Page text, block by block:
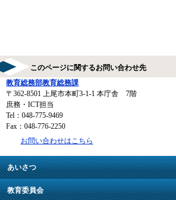
このページに関するお問い合わせ先
教育総務部教育総務課
〒362-8501 上尾市本町3-1-1 本庁舎 7階
庶務・ICT担当
Tel：048-775-9469
Fax：048-776-2250
お問い合わせはこちら
あいさつ
教育委員会